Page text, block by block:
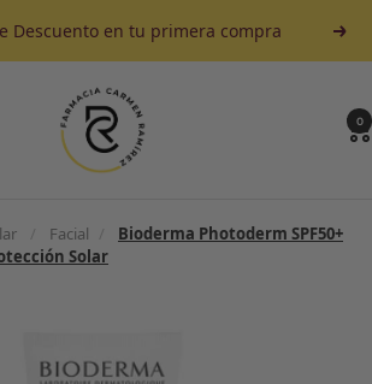
Descuento en tu primera compra
Farmacia
Carmen
Ramirez
0
Facial
Bioderma Photoderm SPF50+
Solar